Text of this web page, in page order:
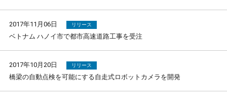
2017年11月06日 リリース
ベトナム ハノイ市で都市高速道路工事を受注
2017年10月20日 リリース
橋梁の自動点検を可能にする自走式ロボットカメラを開発